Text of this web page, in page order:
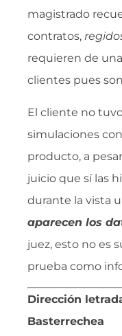
magistrado
contratos, 
requieren de
clientes pues son
El cliente no
simulaciones
producto, a
juicio que sí las
durante la vista
aparecen los
juez, esto no es
prueba como
Dirección
Basterrechea